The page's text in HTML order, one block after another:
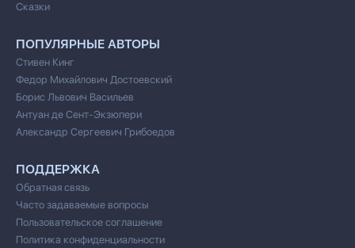
Сказки
ПОПУЛЯРНЫЕ АВТОРЫ
Стивен Кинг
Федор Михайлович Достоевский
Борис Львович Васильев
Антуан де Сент-Экзюпери
Александр Сергеевич Грибоедов
ПОДДЕРЖКА
Обратная связь
Часто задаваемые вопросы
Пользовательское соглашение
Политика конфиденциальности